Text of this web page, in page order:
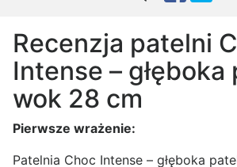
Recenzja patelni
Intense – głęboka
wok 28 cm
Pierwsze wrażenie:
Patelnia Choc Intense – głęboka